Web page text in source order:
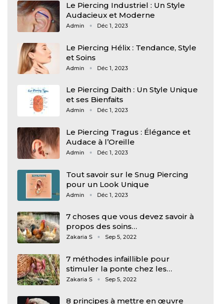
Le Piercing Industriel : Un Style
Audacieux et Moderne
Admin Déc 1, 2023
Le Piercing Hélix : Tendance, Style
et Soins
Admin Déc 1, 2023
Le Piercing Daith : Un Style Unique
et ses Bienfaits
Admin Déc 1, 2023
Le Piercing Tragus : Élégance et
Audace à l’Oreille
Admin Déc 1, 2023
Tout savoir sur le Snug Piercing
pour un Look Unique
Admin Déc 1, 2023
7 choses que vous devez savoir à
propos des soins…
Zakaria S Sep 5, 2022
7 méthodes infaillible pour
stimuler la ponte chez les…
Zakaria S Sep 5, 2022
8 principes à mettre en œuvre